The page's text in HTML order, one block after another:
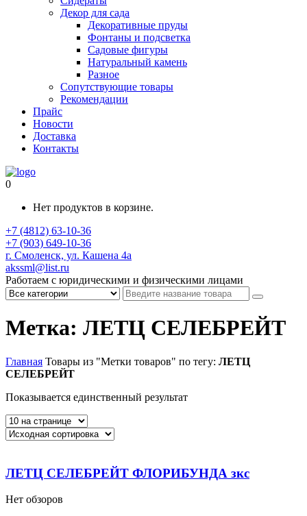
Декор для сада
Декоративные пруды
Фонтаны и подсветка
Садовые фигуры
Натуральный камень
Разное
Сопутствующие товары
Рекомендации
Прайс
Новости
Доставка
Контакты
0
Нет продуктов в корзине.
+7 (4812) 63-10-36
+7 (903) 649-10-36
г. Смоленск, ул. Кашена 4а
akssml@list.ru
Работаем с юридическими и физическими лицами
Метка: ЛЕТЦ СЕЛЕБРЕЙТ
Главная Товары из "Метки товаров" по тегу: ЛЕТЦ
СЕЛЕБРЕЙТ
Показывается единственный результат
ЛЕТЦ СЕЛЕБРЕЙТ ФЛОРИБУНДА зкс
Нет обзоров